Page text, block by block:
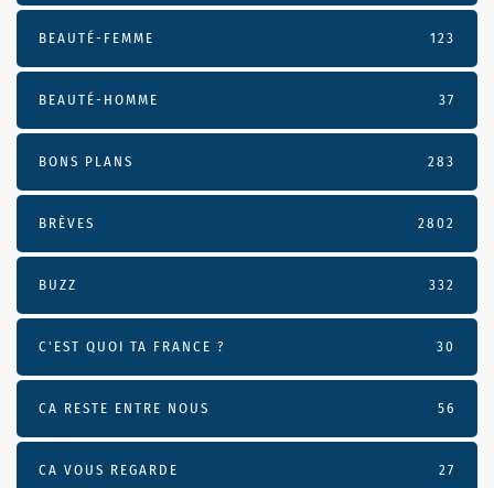
BEAUTÉ-FEMME 123
BEAUTÉ-HOMME 37
BONS PLANS 283
BRÈVES 2802
BUZZ 332
C'EST QUOI TA FRANCE ? 30
CA RESTE ENTRE NOUS 56
CA VOUS REGARDE 27